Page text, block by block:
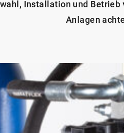
Installation und Betrieb
Anlagen